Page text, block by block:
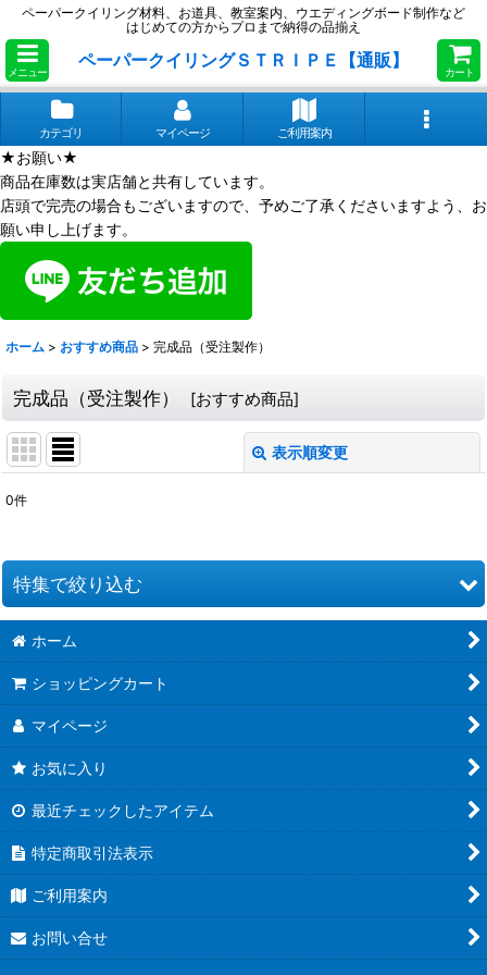
ペーパークイリング材料、お道具、教室案内、ウエディングボード制作など
はじめての方からプロまで納得の品揃え
メニュー
ペーパークイリングＳＴＲＩＰＥ【通販】
カート
カテゴリ マイページ ご利用案内
★お願い★
商品在庫数は実店舗と共有しています。
店頭で完売の場合もございますので、予めご了承くださいますよう、お
願い申し上げます。
ホーム > おすすめ商品 > 完成品（受注製作）
完成品（受注製作） [おすすめ商品]
表示順変更
並び順 :
0件
特集で絞り込む
お道具類
クイリングキット
ペーパー類
●ウエディング●
★クリスマス特集★
ホーム
ショッピングカート
マイページ
お気に入り
最近チェックしたアイテム
特定商取引法表示
ご利用案内
お問い合せ